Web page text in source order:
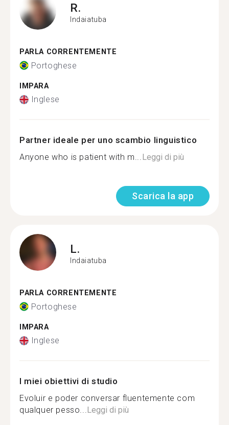
R.
Indaiatuba
PARLA CORRENTEMENTE
Portoghese
IMPARA
Inglese
Partner ideale per uno scambio linguistico
Anyone who is patient with m...Leggi di più
Scarica la app
L.
Indaiatuba
PARLA CORRENTEMENTE
Portoghese
IMPARA
Inglese
I miei obiettivi di studio
Evoluir e poder conversar fluentemente com
qualquer pesso...Leggi di più